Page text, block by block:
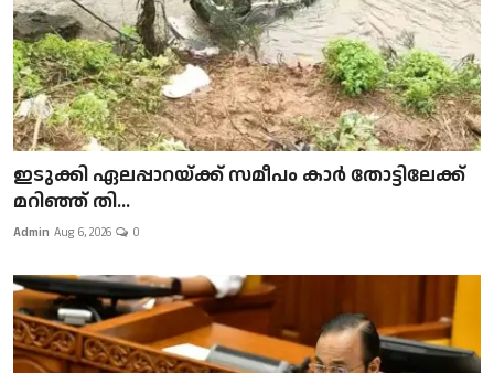
ഇടുക്കി ഏലപ്പാറയ്ക്ക് സമീപം കാർ തോട്ടിലേക്ക്
മറിഞ്ഞ് തി...
Admin Aug 6, 2026 0